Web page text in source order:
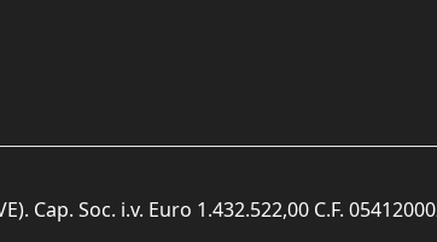
Soc. i.v. Euro 1.432.522,00 C.F.